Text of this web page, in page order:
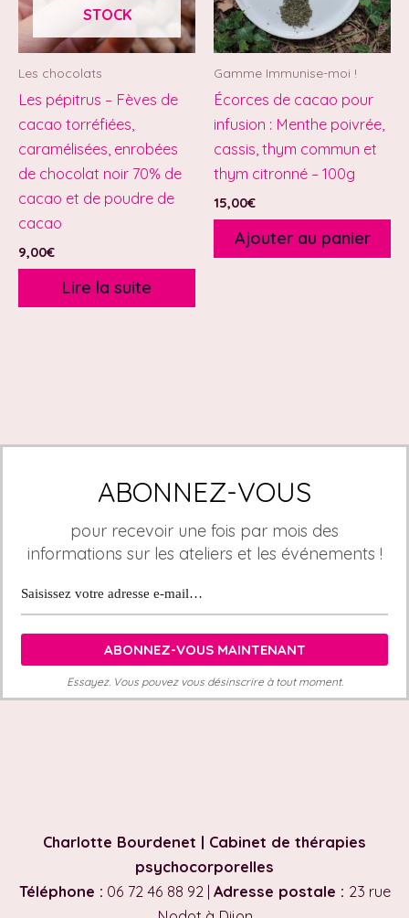
STOCK
Les chocolats
Les pépitrus – Fèves de
cacao torréfiées,
caramélisées, enrobées
de chocolat noir 70% de
cacao et de poudre de
cacao
9,00€
Lire la suite
Gamme Immunise-moi !
Écorces de cacao pour
infusion : Menthe poivrée,
cassis, thym commun et
thym citronné – 100g
15,00€
Ajouter au panier
ABONNEZ-VOUS
pour recevoir une fois par mois des
informations sur les ateliers et les événements !
Essayez. Vous pouvez vous désinscrire à tout moment.
Charlotte Bourdenet | Cabinet de thérapies
psychocorporelles
Téléphone : 06 72 46 88 92 | Adresse postale : 23 rue